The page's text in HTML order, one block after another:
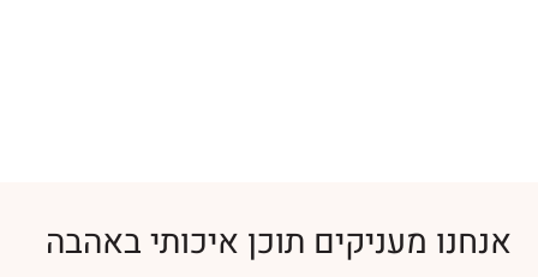
אנחנו מעניקים תוכן איכותי באהבה